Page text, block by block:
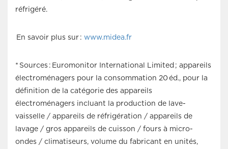
réfrigéré.
En savoir plus sur : www.midea.fr
* Sources : Euromonitor International Limited ; appareils
électroménagers pour la consommation 20 éd., pour la
définition de la catégorie des appareils
électroménagers incluant la production de lave-
vaisselle / appareils de réfrigération / appareils de
lavage / gros appareils de cuisson / fours à micro-
ondes / climatiseurs, volume du fabricant en unités,